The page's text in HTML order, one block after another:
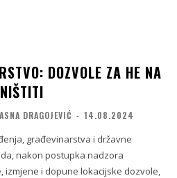
DOZVOLE ZA HE NA
DRAGOJEVIĆ - 14.08.2024
građevinarstva i državne
nakon postupka nadzora
i dopune lokacijske dozvole,